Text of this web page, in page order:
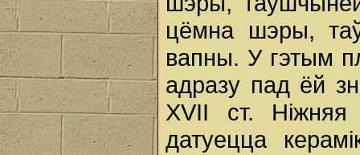
цёмна шэры,
вапны. У гэтым
адразу пад ёй
XVII ст. Ніжняя
датуецца